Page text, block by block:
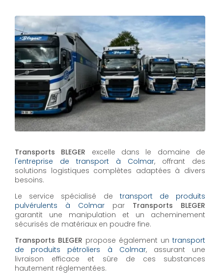
Transports BLEGER excelle dans le domaine de
l'entreprise de transport à Colmar, offrant des
solutions logistiques complètes adaptées à divers
besoins.
Le service spécialisé de transport de produits
pulvérulents à Colmar par Transports BLEGER
garantit une manipulation et un acheminement
sécurisés de matériaux en poudre fine.
Transports BLEGER propose également un transport
de produits pétroliers à Colmar, assurant une
livraison efficace et sûre de ces substances
hautement réglementées.